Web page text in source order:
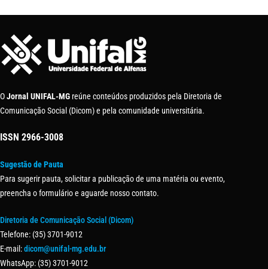
OJornal UNIFAL-MG reúne conteúdos produzidos pela Diretoria de
Comunicação Social (Dicom) e pela comunidade universitária.
ISSN 2966-3008
Sugestão de Pauta
Para sugerir pauta, solicitar a publicação de uma matéria ou evento,
preencha o formulário e aguarde nosso contato.
Diretoria de Comunicação Social (Dicom)
Telefone: (35) 3701-9012
E-mail:dicom@unifal-mg.edu.br
WhatsApp: (35) 3701-9012